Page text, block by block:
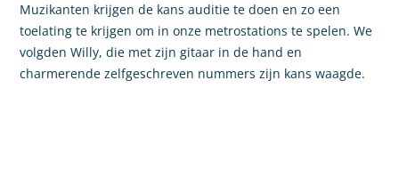
Muzikanten krijgen de kans auditie te doen en zo een
toelating te krijgen om in onze metrostations te spelen. We
volgden Willy, die met zijn gitaar in de hand en
charmerende zelfgeschreven nummers zijn kans waagde.